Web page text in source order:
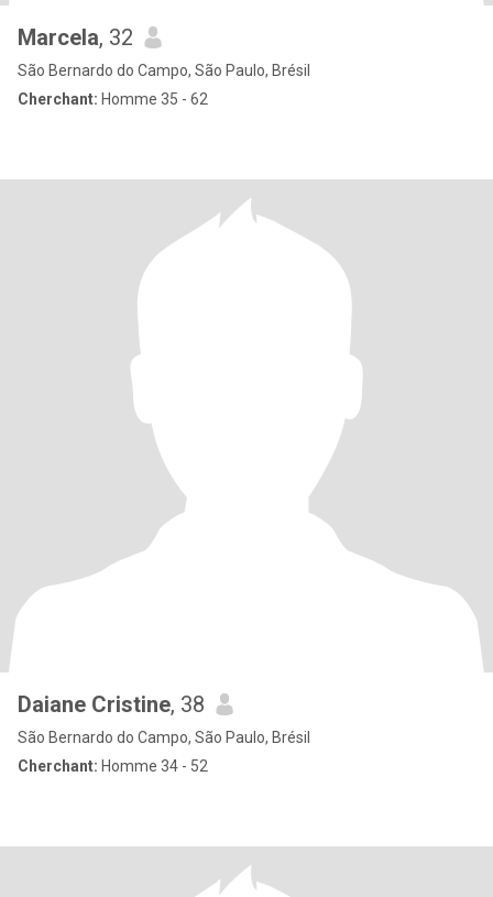
Marcela, 32
São Bernardo do Campo, São Paulo, Brésil
Cherchant: Homme 35 - 62
Daiane Cristine, 38
São Bernardo do Campo, São Paulo, Brésil
Cherchant: Homme 34 - 52